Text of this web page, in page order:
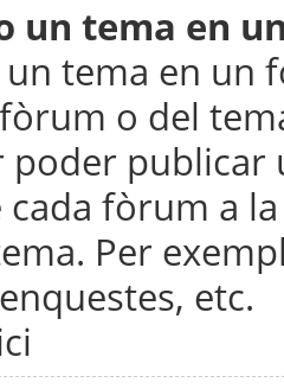
un tema en
tema en un
o del
publicar
fòrum a
Per
etc.